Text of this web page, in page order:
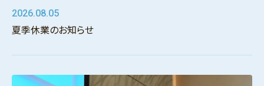
2026.08.05
夏季休業のお知らせ